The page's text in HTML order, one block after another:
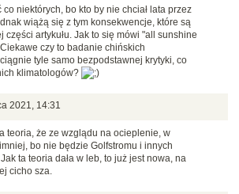
co niektórych, bo kto by nie chciał lata przez
wiążą się z tym konsekwencje, które są
części artykułu. Jak to się mówi "all sunshine
czy to badanie chińskich
tyle samo bezpodstawnej krytyki, co
klimatologów?
2021, 14:31
teoria, że ze wzglądu na ocieplenie, w
bo nie będzie Golfstromu i innych
ta teoria dała w leb, to już jest nowa, na
cicho sza.